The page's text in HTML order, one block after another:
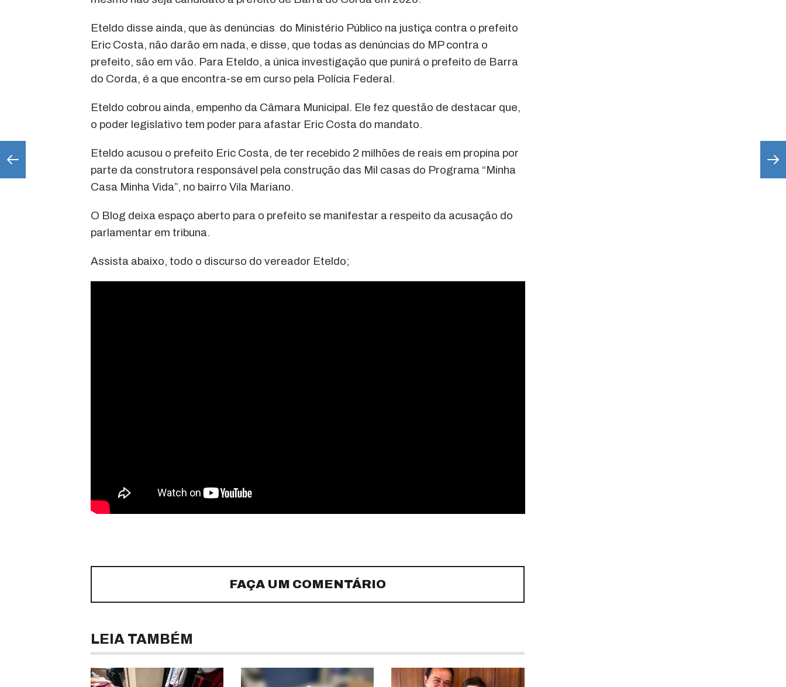
Eteldo disse ainda, que às denúncias do Ministério Público na justiça contra o prefeito
Eric Costa, não darão em nada, e disse, que todas as denúncias do MP contra o
prefeito, são em vão. Para Eteldo, a única investigação que punirá o prefeito de Barra
do Corda, é a que encontra-se em curso pela Polícia Federal.
Eteldo cobrou ainda, empenho da Câmara Municipal. Ele fez questão de destacar que,
o poder legislativo tem poder para afastar Eric Costa do mandato.
Eteldo acusou o prefeito Eric Costa, de ter recebido 2 milhões de reais em propina por
parte da construtora responsável pela construção das Mil casas do Programa “Minha
Casa Minha Vida”, no bairro Vila Mariano.
O Blog deixa espaço aberto para o prefeito se manifestar a respeito da acusação do
parlamentar em tribuna.
Assista abaixo, todo o discurso do vereador Eteldo;
FAÇA UM COMENTÁRIO
LEIA TAMBÉM